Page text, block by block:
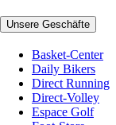
Unsere Geschäfte
Basket-Center
Daily Bikers
Direct Running
Direct-Volley
Espace Golf